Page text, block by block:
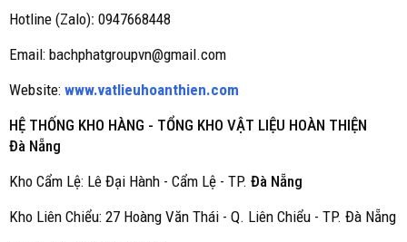
Hotline (Zalo): 0947668448
Email: bachphatgroupvn@gmail.com
Website: www.vatlieuhoanthien.com
HỆ THỐNG KHO HÀNG - TỔNG KHO VẬT LIỆU HOÀN THIỆN
Đà Nẵng
Kho Cẩm Lệ: Lê Đại Hành - Cẩm Lệ - TP. Đà Nẵng
Kho Liên Chiểu: 27 Hoàng Văn Thái - Q. Liên Chiểu - TP. Đà Nẵng